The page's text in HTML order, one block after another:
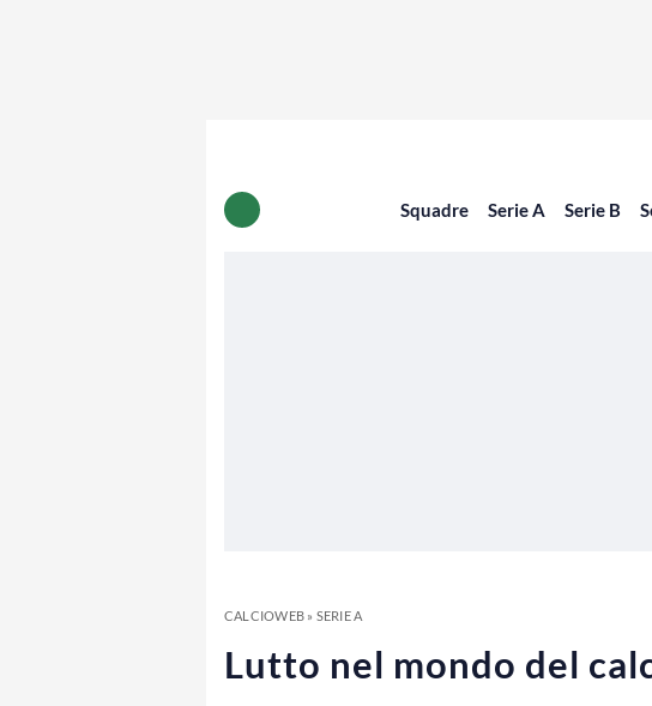
Squadre Serie A Serie B
CALCIOWEB» SERIE A
Lutto nel mondo del